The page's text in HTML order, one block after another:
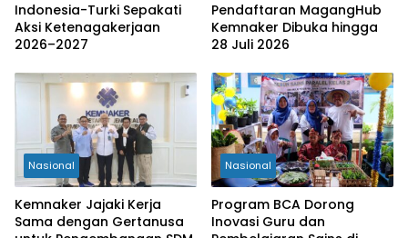
Indonesia-Turki Sepakati
Aksi Ketenagakerjaan
2026–2027
Pendaftaran MagangHub
Kemnaker Dibuka hingga
28 Juli 2026
Nasional
Kemnaker Jajaki Kerja
Sama dengan Gertanusa
Nasional
Program BCA Dorong
Inovasi Guru dan